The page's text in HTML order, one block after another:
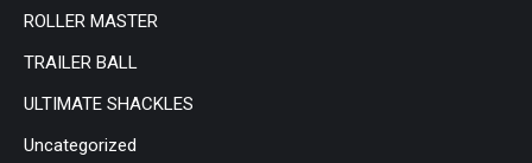
ROLLER MASTER
TRAILER BALL
ULTIMATE SHACKLES
Uncategorized